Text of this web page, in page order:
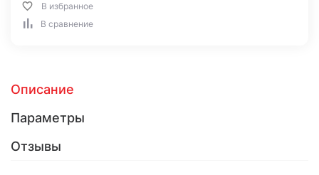
В избранное
В сравнение
Описание
Параметры
Отзывы